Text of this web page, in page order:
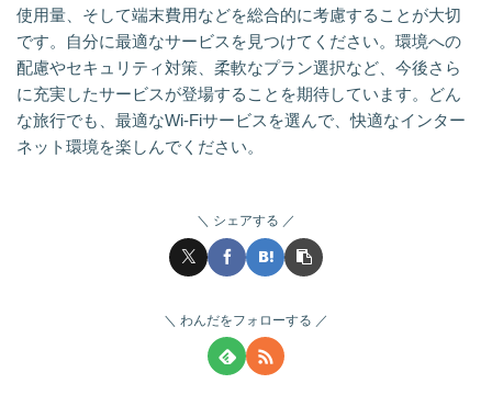
使用量、そして端末費用などを総合的に考慮することが大切
です。自分に最適なサービスを見つけてください。環境への
配慮やセキュリティ対策、柔軟なプラン選択など、今後さら
に充実したサービスが登場することを期待しています。どん
な旅行でも、最適なWi-Fiサービスを選んで、快適なインター
ネット環境を楽しんでください。
シェアする
わんだをフォローする